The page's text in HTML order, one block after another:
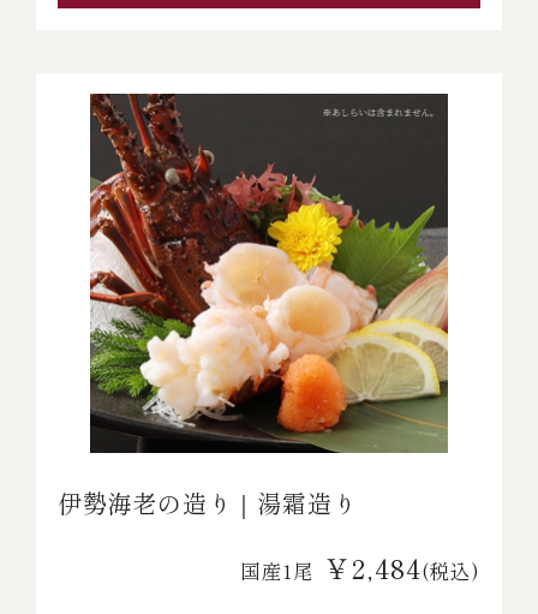
伊勢海老の造り｜湯霜造り
国産1尾 ￥2,484(税込)